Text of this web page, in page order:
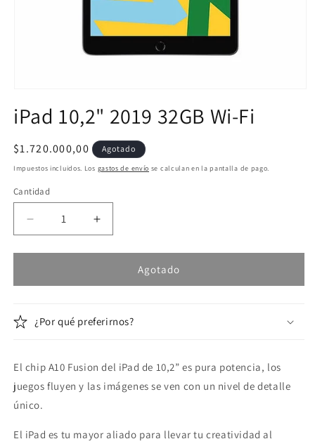
multimedia
1
una
ventana
modal
iPad 10,2" 2019 32GB Wi-Fi
Precio
habitual
$1.720.000,00 Agotado
Impuestos incluidos. Los gastos de envío se calculan en la pantalla de pago.
Cantidad
Reducir
cantidad
para
10,2&quot;
Wi-
Aumentar
cantidad
para
10,2&quot;
Wi-
Agotado
¿Por qué preferirnos?
El chip A10 Fusion del iPad de 10,2” es pura potencia, los
juegos fluyen y las imágenes se ven con un nivel de detalle
único.
El iPad es tu mayor aliado para llevar tu creatividad al